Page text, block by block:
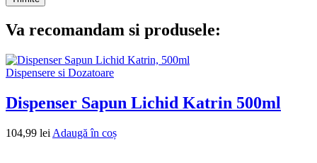
Va recomandam si produsele:
Dispensere si Dozatoare
Dispenser Sapun Lichid Katrin 500ml
104,99 lei Adaugă în coș